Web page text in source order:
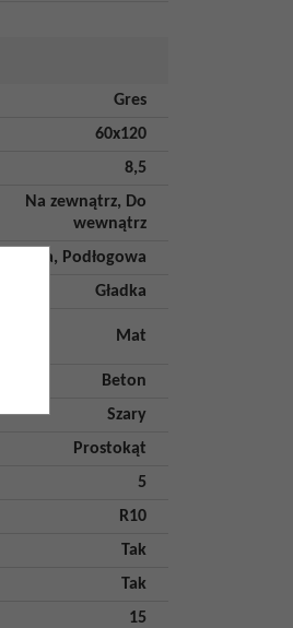
Gres
60x120
8,5
Na zewnątrz, Do
wewnątrz
Ścienna, Podłogowa
Gładka
Mat
Beton
Szary
Prostokąt
5
R10
Tak
Tak
15